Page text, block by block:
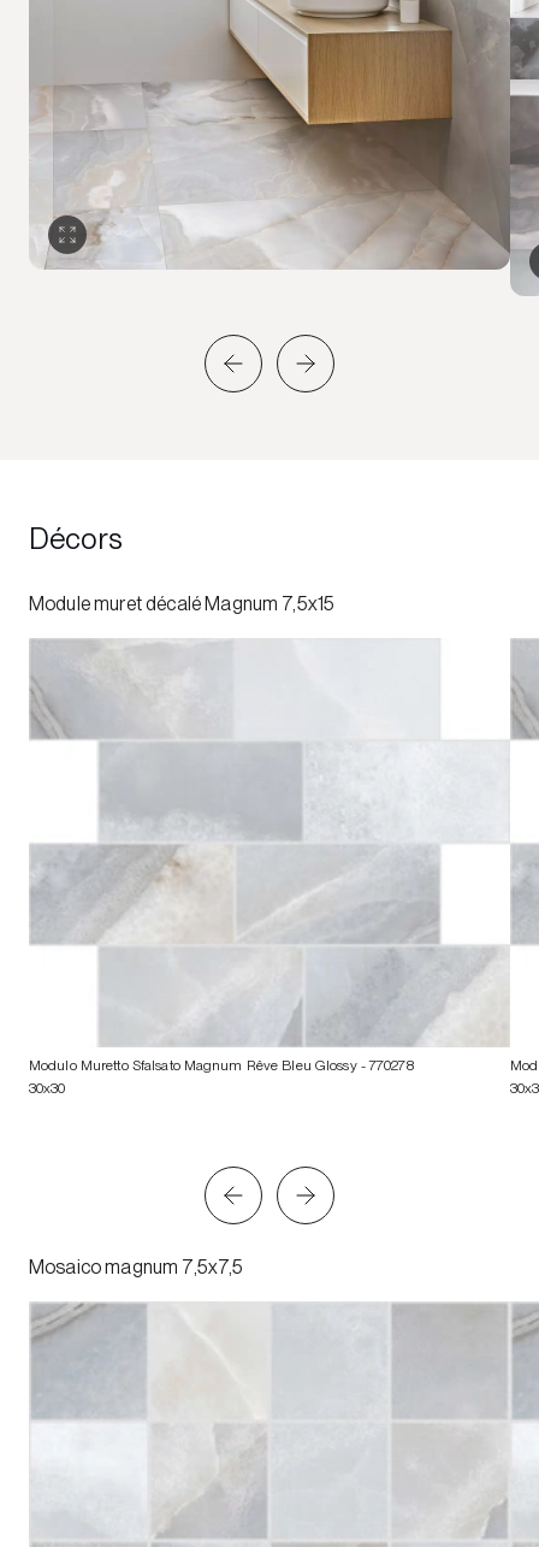
Décors
Module muret décalé Magnum 7,5x15
Modulo Muretto Sfalsato Magnum Rêve Bleu Glossy- 770278
30x30
Mosaico magnum 7,5x7,5